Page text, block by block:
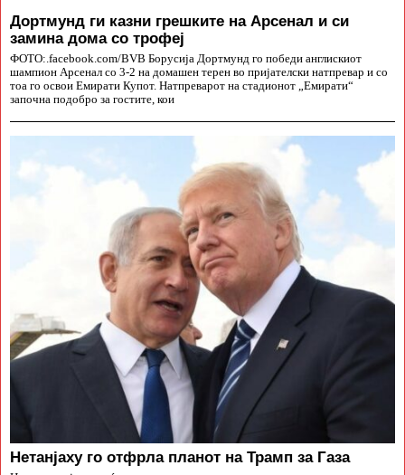
Дортмунд ги казни грешките на Арсенал и си
замина дома со трофеј
ФОТО:.facebook.com/BVB Борусија Дортмунд го победи англискиот
шампион Арсенал со 3-2 на домашен терен во пријателски натпревар и со
тоа го освои Емирати Купот. Натпреварот на стадионот „Емирати“
започна подобро за гостите, кои
Нетанјаху го отфрла планот на Трамп за Газа